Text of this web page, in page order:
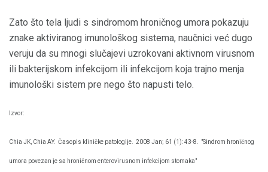
Zato što tela ljudi s sindromom hroničnog umora pokazuju
znake aktiviranog imunološkog sistema, naučnici već dugo
veruju da su mnogi slučajevi uzrokovani aktivnom virusnom
ili bakterijskom infekcijom ili infekcijom koja trajno menja
imunološki sistem pre nego što napusti telo.
Izvor:
Chia JK, Chia AY. Časopis kliničke patologije. 2008 Jan; 61 (1): 43-8. "Sindrom hroničnog
umora povezan je sa hroničnom enterovirusnom infekcijom stomaka"